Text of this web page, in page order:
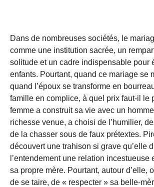
Dans de nombreuses sociétés, le
comme une institution sacrée, un
solitude et un cadre indispensable pour
enfants. Pourtant, quand ce mariage se
quand l’époux se transforme en
famille en complice, à quel prix faut-il le
femme a construit sa vie avec un
richesse venue, a choisi de l’humilier,
de la chasser sous de faux prétextes.
découvert une trahison si grave qu’elle
l’entendement une relation incestueuse
sa propre mère. Pourtant, autour d’elle,
de se taire, de « respecter » sa belle-